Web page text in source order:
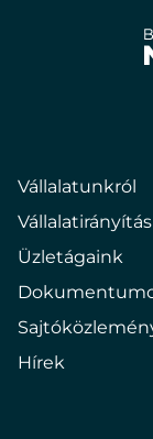
Vállalatunkról
Vállalatirányítás
Üzletágaink
Hírek